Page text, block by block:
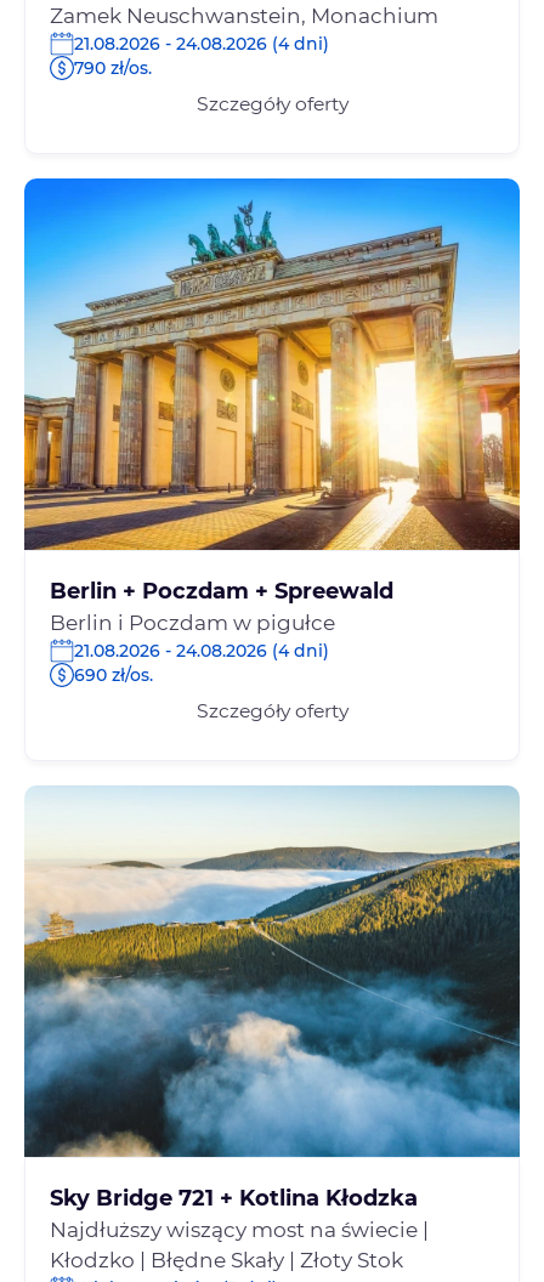
Zamek Neuschwanstein, Monachium
21.08.2026 - 24.08.2026 (4 dni)
790 zł/os.
Szczegóły oferty
Berlin + Poczdam + Spreewald
Berlin i Poczdam w pigułce
21.08.2026 - 24.08.2026 (4 dni)
690 zł/os.
Szczegóły oferty
Sky Bridge 721 + Kotlina Kłodzka
Najdłuższy wiszący most na świecie |
Kłodzko | Błędne Skały | Złoty Stok